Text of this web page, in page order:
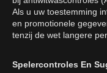
Als u uw toestemming
en promotionele
tenzij de wet langere
Spelercontroles En